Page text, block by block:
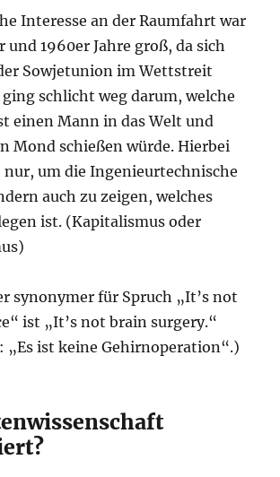
Interesse an der Raumfahrt war
und 1960er Jahre groß, da sich
Sowjetunion im Wettstreit
ging schlicht weg darum, welche
einen Mann in das Welt und
Mond schießen würde. Hierbei
nur, um die Ingenieurtechnische
auch zu zeigen, welches
ist. (Kapitalismus oder
synonymer für Spruch „It’s not
ist „It’s not brain surgery.“
„Es ist keine Gehirnoperation“.)